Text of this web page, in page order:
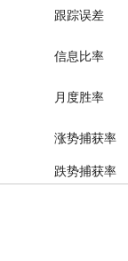
跟踪误差
信息比率
月度胜率
涨势捕获率
跌势捕获率